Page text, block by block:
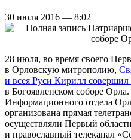
30 июля 2016 — 8:02
28 июля, во время своего
в Орловскую митрополию,
и всея Руси Кирилл
в Богоявленском соборе
Информационного отдела
организована прямая
осуществляли Первый
и православный телеканал